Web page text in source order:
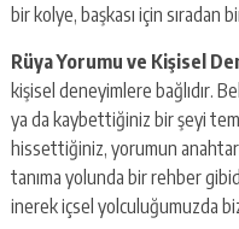
bir kolye, başkası için sıradan
Rüya Yorumu ve Kişisel
kişisel deneyimlere bağlıdır.
ya da kaybettiğiniz bir şeyi
hissettiğiniz, yorumun
tanıma yolunda bir rehber
inerek içsel yolculuğumuzda